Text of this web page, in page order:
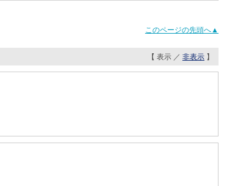
このページの先頭へ▲
【 表示 ／ 非表示 】